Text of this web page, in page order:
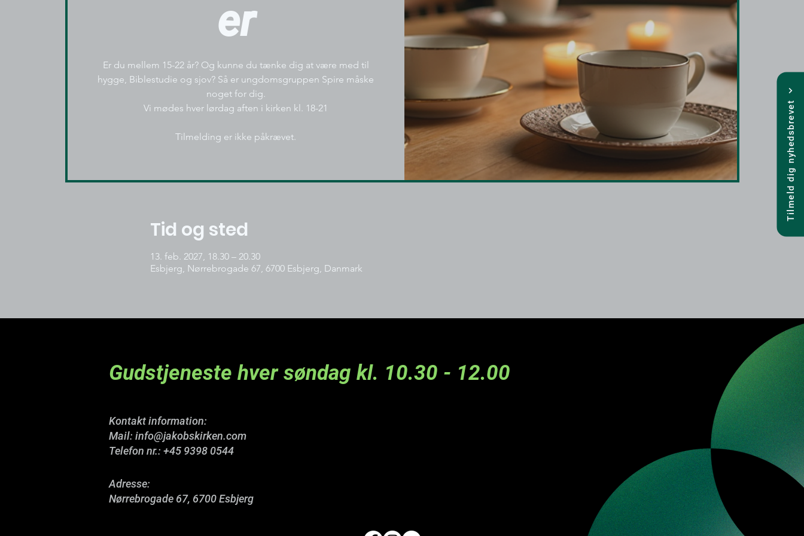
Tilmeld dig nyhedsbrevet
er
Er du mellem 15-22 år? Og kunne du tænke dig at være med til
hygge, Biblestudie og sjov? Så er ungdomsgruppen Spire måske
noget for dig.
Vi mødes hver lørdag aften i kirken kl. 18-21
Tilmelding er ikke påkrævet.
Tid og sted
13. feb. 2027, 18.30 – 20.30
Esbjerg, Nørrebrogade 67, 6700 Esbjerg, Danmark
Gudstjeneste hver søndag kl. 10.30 - 12.00
Kontakt information:
Mail: info@jakobskirken.com
Telefon nr.: +45 9398 0544
Adresse:
Nørrebrogade 67, 6700 Esbjerg